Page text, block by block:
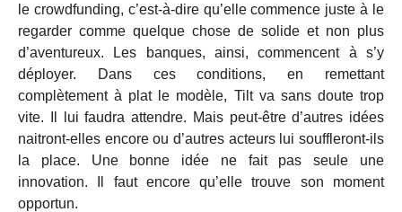
le crowdfunding, c’est-à-dire qu’elle commence juste à le
regarder comme quelque chose de solide et non plus
d’aventureux. Les banques, ainsi, commencent à s’y
déployer. Dans ces conditions, en remettant
complètement à plat le modèle, Tilt va sans doute trop
vite. Il lui faudra attendre. Mais peut-être d’autres idées
naitront-elles encore ou d’autres acteurs lui souffleront-ils
la place. Une bonne idée ne fait pas seule une
innovation. Il faut encore qu’elle trouve son moment
opportun.